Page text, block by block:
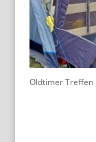
Oldtimer Treffen